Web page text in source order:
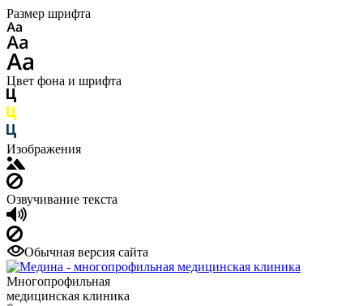
Размер шрифта
Цвет фона и шрифта
Изображения
Озвучивание текста
Обычная версия сайта
Многопрофильная
медицинская клиника